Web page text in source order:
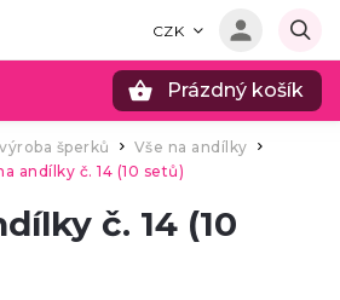
CZK
Prázdný košík
šperků Vše na andílky
andílky č. 14 (10 setů)
č. 14 (10